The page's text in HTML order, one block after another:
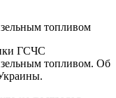
ГСЧС
топливом. Об